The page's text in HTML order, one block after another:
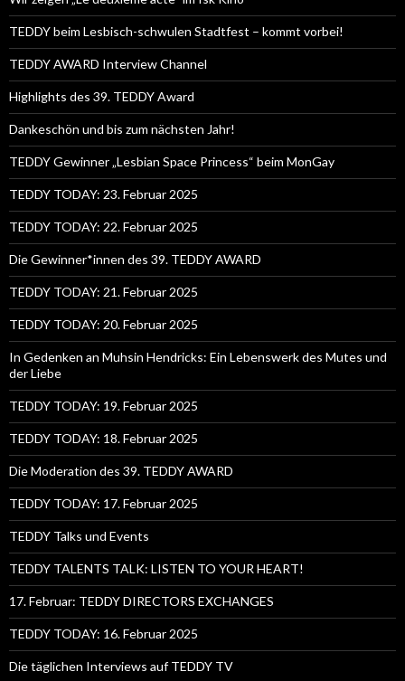
TEDDY beim Lesbisch-schwulen Stadtfest – kommt vorbei!
TEDDY AWARD Interview Channel
Highlights des 39. TEDDY Award
Dankeschön und bis zum nächsten Jahr!
TEDDY Gewinner „Lesbian Space Princess“ beim MonGay
TEDDY TODAY: 23. Februar 2025
TEDDY TODAY: 22. Februar 2025
Die Gewinner*innen des 39. TEDDY AWARD
TEDDY TODAY: 21. Februar 2025
TEDDY TODAY: 20. Februar 2025
In Gedenken an Muhsin Hendricks: Ein Lebenswerk des Mutes und
der Liebe
TEDDY TODAY: 19. Februar 2025
TEDDY TODAY: 18. Februar 2025
Die Moderation des 39. TEDDY AWARD
TEDDY TODAY: 17. Februar 2025
TEDDY Talks und Events
TEDDY TALENTS TALK: LISTEN TO YOUR HEART!
17. Februar: TEDDY DIRECTORS EXCHANGES
TEDDY TODAY: 16. Februar 2025
Die täglichen Interviews auf TEDDY TV